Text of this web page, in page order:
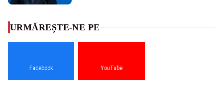
URMĂREȘTE-NE PE
Facebook YouTube